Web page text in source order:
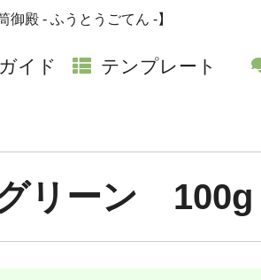
殿 - ふうとうごてん -】
イド テンプレート
リーン 100g